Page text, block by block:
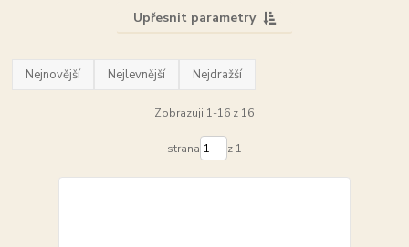
Upřesnit parametry
Nejnovější Nejlevnější Nejdražší
Zobrazuji 1-16 z 16
strana z 1